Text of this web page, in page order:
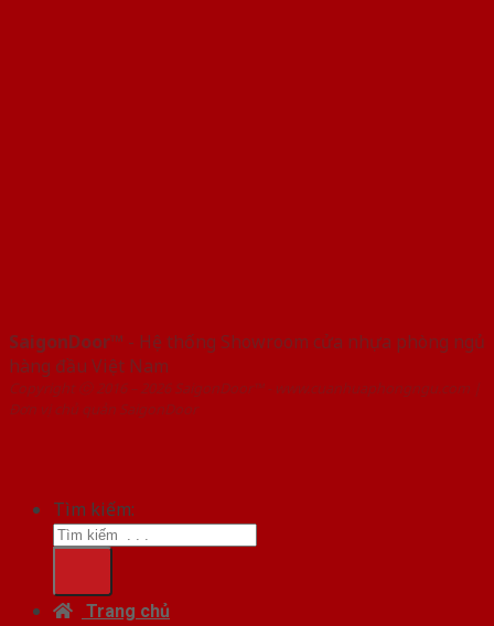
SaigonDoor™ - Hệ thống Showroom cửa nhựa phòng ngủ
hàng đầu Việt Nam
Copyright ⓒ 2016 – 2026 SaigonDoor™ - www.cuanhuaphongngu.com |
Đơn vị chủ quản SaigonDoor
Tìm kiếm:
Trang chủ